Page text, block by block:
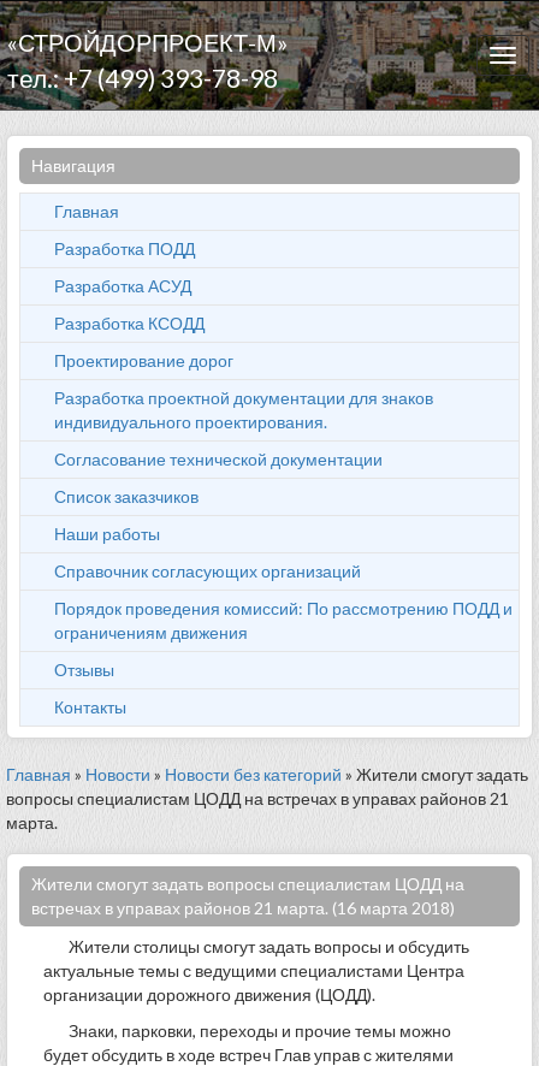
«СТРОЙДОРПРОЕКТ-М»
тел.: +7 (499) 393-78-98
Навигация
Главная
Разработка ПОДД
Разработка АСУД
Разработка КСОДД
Проектирование дорог
Разработка проектной документации для знаков
индивидуального проектирования.
Согласование технической документации
Список заказчиков
Наши работы
Справочник согласующих организаций
Порядок проведения комиссий: По рассмотрению ПОДД и
ограничениям движения
Отзывы
Контакты
Главная » Новости » Новости без категорий » Жители смогут задать
вопросы специалистам ЦОДД на встречах в управах районов 21
марта.
Жители смогут задать вопросы специалистам ЦОДД на
встречах в управах районов 21 марта. (16 марта 2018)
Жители столицы смогут задать вопросы и обсудить
актуальные темы с ведущими специалистами Центра
организации дорожного движения (ЦОДД).
Знаки, парковки, переходы и прочие темы можно
будет обсудить в ходе встреч Глав управ с жителями